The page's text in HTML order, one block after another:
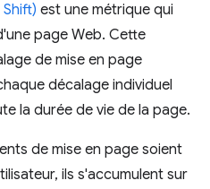
est une métrique qui
page Web. Cette
de mise en page
décalage individuel
la durée de vie de la page.
de mise en page soient
ils s'accumulent sur